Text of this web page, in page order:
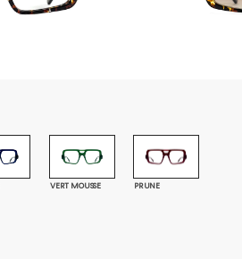
VERT MOUSSE PRUNE